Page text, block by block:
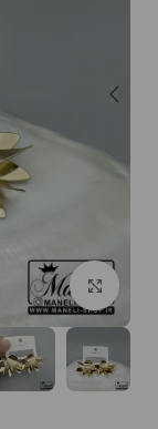
بزرگنمایی